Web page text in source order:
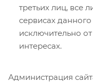
третьих лиц, все
сервисах
исключительно
интересах.
Администрация